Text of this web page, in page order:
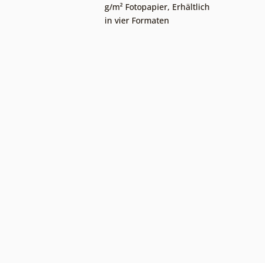
g/m² Fotopapier, Erhältlich
in vier Formaten